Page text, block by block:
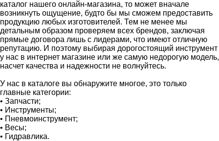
каталог нашего онлайн-магазина, то может вначале
возникнуть ощущение, будто бы мы сможем предоставить
продукцию любых изготовителей. Тем не менее мы
детальным образом проверяем всех брендов, заключая
прямые договора лишь с лидерами, что имеют отличную
репутацию. И поэтому выбирая дорогостоящий инструмент
у нас в интернет магазине или же самую недорогую модель,
насчет качества и надежности не волнуйтесь.
У нас в каталоге вы обнаружите многое, это только
главные категории:
• Запчасти;
• Инструменты;
• Пневмоинструмент;
• Весы;
• Гидравлика.